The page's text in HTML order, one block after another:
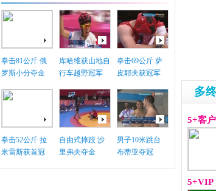
拳击81公斤 俄
罗斯小分夺金
库哈维获山地自
行车越野冠军
拳击69公斤 萨
皮耶夫获冠军
拳击52公斤 拉
米雷斯获首冠
自由式摔跤 沙
里弗夫夺金
男子10米跳台
布蒂亚夺冠
多
5+客
5+VIP